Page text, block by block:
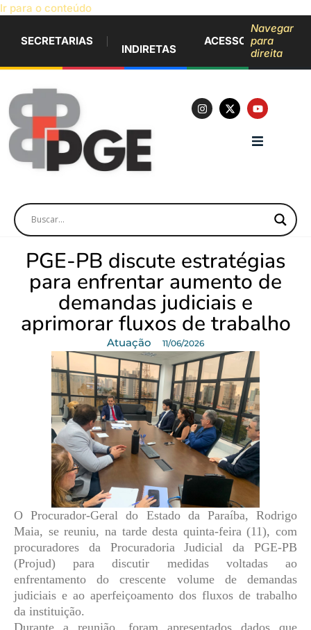
Ir para o conteúdo
SECRETARIAS
INDIRETAS
ACESSO À
Navegar
para
direita
PGE-PB discute estratégias
para enfrentar aumento de
demandas judiciais e
aprimorar fluxos de trabalho
Atuação 11/06/2026
O Procurador-Geral do Estado da Paraíba, Rodrigo
Maia, se reuniu, na tarde desta quinta-feira (11), com
procuradores da Procuradoria Judicial da PGE-PB
(Projud) para discutir medidas voltadas ao
enfrentamento do crescente volume de demandas
judiciais e ao aperfeiçoamento dos fluxos de trabalho
da instituição.
Durante a reunião, foram apresentados dados que